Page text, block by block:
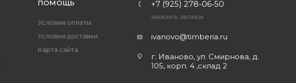
ПОМОЩЬ
Условия оплаты
Условия доставки
Карта сайта
+7 (925) 278-06-50
ЗАКАЗАТЬ ЗВОНОК
ivanovo@timberia.ru
г. Иваново, ул. Смирнова, д.
105, корп. 4 ,склад 2